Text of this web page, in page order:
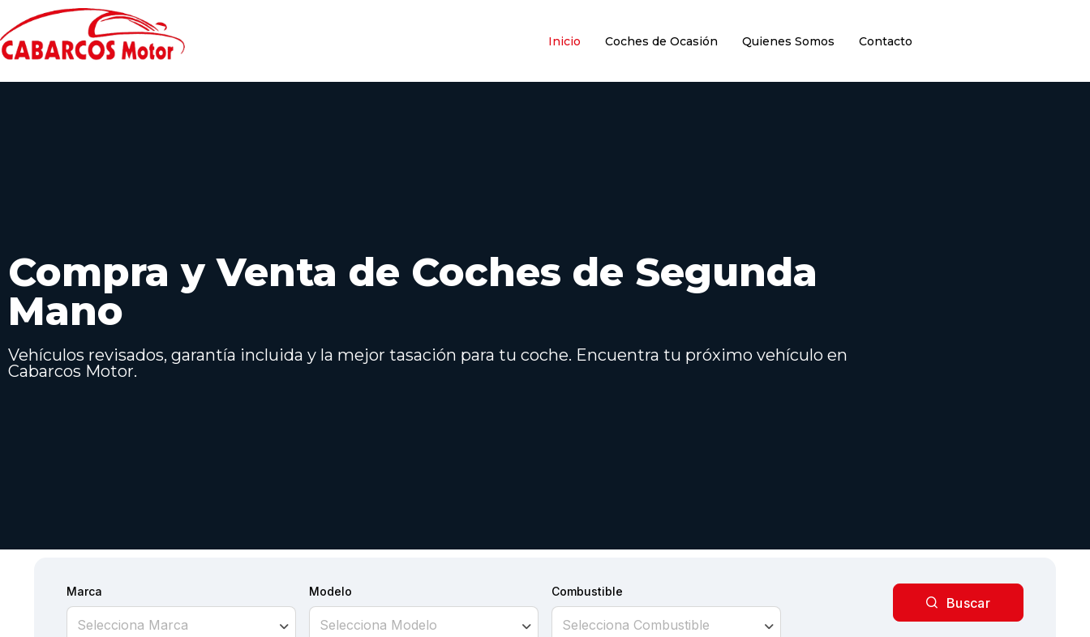
Inicio Coches de Ocasión Quienes Somos Contacto
Compra y Venta de Coches de Segunda
Mano
Vehículos revisados, garantía incluida y la mejor tasación para tu coche. Encuentra tu próximo vehículo en
Cabarcos Motor.
Marca
Selecciona Marca
Modelo
Selecciona Modelo
Combustible
Selecciona Combustible
Buscar